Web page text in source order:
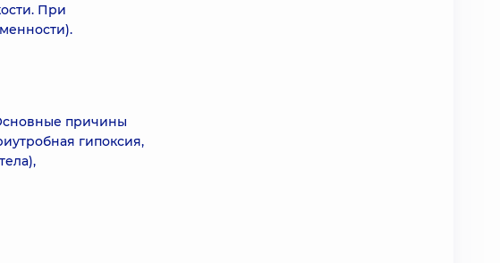
При
причины
гипоксия,